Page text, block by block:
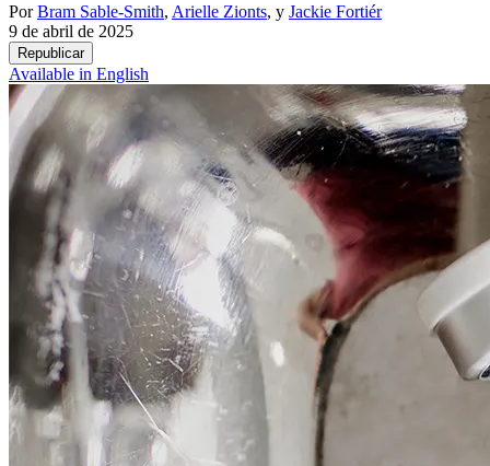
PorBram Sable-Smith, Arielle Zionts, y Jackie Fortiér
9 de abril de 2025
Republicar
Available in English